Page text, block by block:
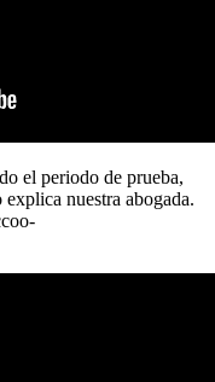
el periodo de prueba,
nuestra abogada.